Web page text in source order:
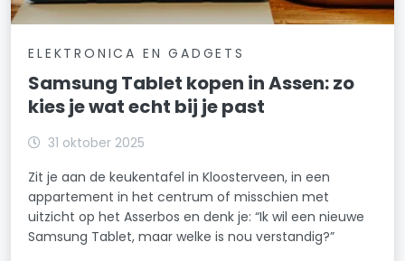
ELEKTRONICA EN GADGETS
Samsung Tablet kopen in Assen: zo
kies je wat echt bij je past
31 oktober 2025
Zit je aan de keukentafel in Kloosterveen, in een
appartement in het centrum of misschien met
uitzicht op het Asserbos en denk je: “Ik wil een nieuwe
Samsung Tablet, maar welke is nou verstandig?”